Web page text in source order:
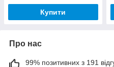
Купити
Про нас
99% позитивних з 191